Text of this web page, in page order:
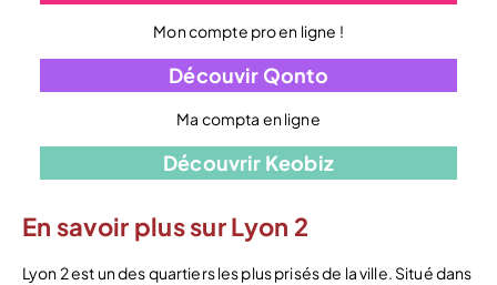
Mon compte pro en ligne !
Découvir Qonto
Ma compta en ligne
Découvrir Keobiz
En savoir plus sur Lyon 2
Lyon 2 est un des quartiers les plus prisés de la ville. Situé dans